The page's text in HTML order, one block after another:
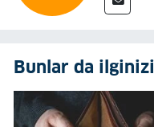
Bunlar da